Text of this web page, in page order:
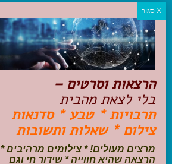
קטגוריות פופולריות
יעדים
טיולים בישראל
מלונות בוטיק בישראל
טיפים והמלצות
הכנות לנסיעה
טיולי ג'יפים
טיולים עם ילדים
שייט, הפלגות, קרוזים
הרצאות וסרטים –
בלי לצאת מהבית
תרבויות * טבע * סדנאות
צילום * שאלות ותשובות
מרצים מעולים! * צילומים מרהיבים *
הרצאה שהיא חווייה * שידור חי וגם